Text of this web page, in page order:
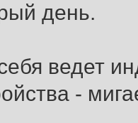
день.
ведет
-